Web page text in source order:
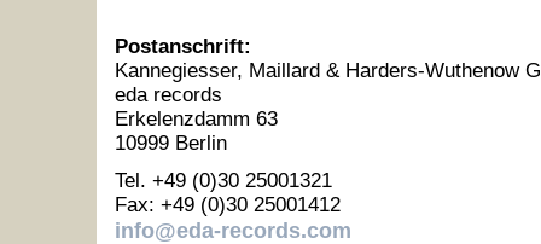
Postanschrift:
Kannegiesser, Maillard & Harders-Wuthenow
eda records
Erkelenzdamm 63
10999 Berlin
Tel. +49 (0)30 25001321
Fax: +49 (0)30 25001412
info@eda-records.com